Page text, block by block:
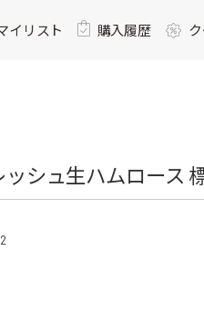
イリスト 購入履歴
シュ生ハムロース